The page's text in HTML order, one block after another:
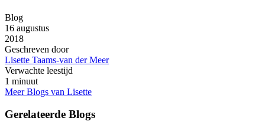
Blog
16 augustus
2018
Geschreven door
Lisette Taams-van der Meer
Verwachte leestijd
1 minuut
Meer Blogs van Lisette
Gerelateerde Blogs